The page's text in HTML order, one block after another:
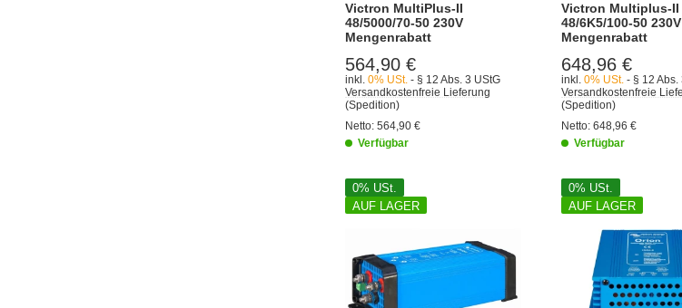
Victron MultiPlus-II
48/5000/70-50 230V
Mengenrabatt
564,90 €
inkl. 0% USt. - § 12 Abs. 3 UStG
Versandkostenfreie Lieferung
(Spedition)
Netto: 564,90 €
Verfügbar
Victron Multiplus-II
48/6K5/100-50 230V
Mengenrabatt
648,96 €
inkl. 0% USt. - § 12 Abs.
Versandkostenfreie
(Spedition)
Netto: 648,96 €
Verfügbar
0% USt.
AUF LAGER
0% USt.
AUF LAGER